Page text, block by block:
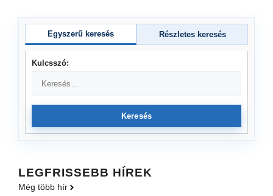
Egyszerű keresés Részletes keresés
Kulcsszó:
Keresés
LEGFRISSEBB HÍREK
Még több hír